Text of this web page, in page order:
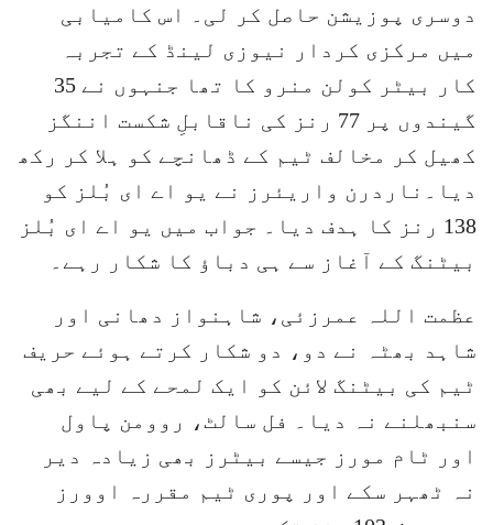
دوسری پوزیشن حاصل کر لی۔ اس کامیابی
میں مرکزی کردار نیوزی لینڈ کے تجربہ
کار بیٹر کولن منرو کا تھا جنہوں نے 35
گیندوں پر 77 رنز کی ناقابلِ شکست اننگز
کھیل کر مخالف ٹیم کے ڈھانچے کو ہلا کر رکھ
دیا۔ناردرن واریئرز نے یو اے ای بُلز کو
138 رنز کا ہدف دیا۔ جواب میں یو اے ای بُلز
بیٹنگ کے آغاز سے ہی دباؤ کا شکار رہے۔
عظمت اللہ عمرزئی، شاہنواز دھانی اور
شاہد بھٹہ نے دو، دو شکار کرتے ہوئے حریف
ٹیم کی بیٹنگ لائن کو ایک لمحے کے لیے بھی
سنبھلنے نہ دیا۔ فل سالٹ، روومن پاول
اور ٹام مورز جیسے بیٹرز بھی زیادہ دیر
نہ ٹھہر سکے اور پوری ٹیم مقررہ اوورز